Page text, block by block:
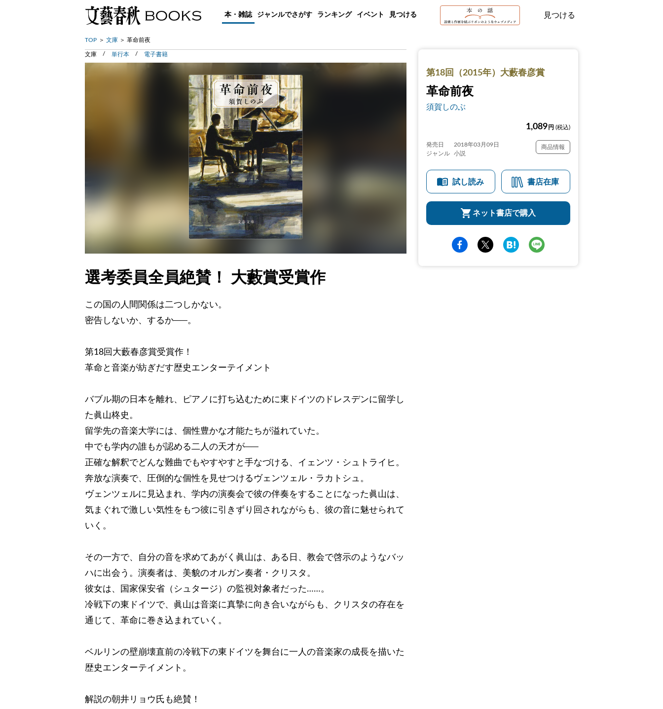
本・雑誌 ジャンルでさがす ランキング イベント 見つける 見つける
TOP 文庫 革命前夜
第18回（2015年）大藪春彦賞
革命前夜
須賀しのぶ
1,089 円 (税込)
発売日
2018年03月09日
ジャンル
小説
商品情報
試し読み 書店在庫
ネット書店で購入
文庫 単行本 電子書籍
選考委員全員絶賛！ 大藪賞受賞作
この国の人間関係は二つしかない。
密告しないか、するか──。
第18回大藪春彦賞受賞作！
革命と音楽が紡ぎだす歴史エンターテイメント
バブル期の日本を離れ、ピアノに打ち込むために東ドイツのドレスデンに留学し
た眞山柊史。
留学先の音楽大学には、個性豊かな才能たちが溢れていた。
中でも学内の誰もが認める二人の天才が──
正確な解釈でどんな難曲でもやすやすと手なづける、イェンツ・シュトライヒ。
奔放な演奏で、圧倒的な個性を見せつけるヴェンツェル・ラカトシュ。
ヴェンツェルに見込まれ、学内の演奏会で彼の伴奏をすることになった眞山は、
気まぐれで激しい気性をもつ彼に引きずり回されながらも、彼の音に魅せられて
いく。
その一方で、自分の音を求めてあがく眞山は、ある日、教会で啓示のようなバッ
ハに出会う。演奏者は、美貌のオルガン奏者・クリスタ。
彼女は、国家保安省（シュタージ）の監視対象者だった……。
冷戦下の東ドイツで、眞山は音楽に真摯に向き合いながらも、クリスタの存在を
通じて、革命に巻き込まれていく。
ベルリンの壁崩壊直前の冷戦下の東ドイツを舞台に一人の音楽家の成長を描いた
歴史エンターテイメント。
解説の朝井リョウ氏も絶賛！